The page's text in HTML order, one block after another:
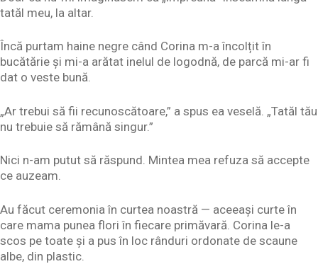
tatăl meu, la altar.
Încă purtam haine negre când Corina m-a încolțit în
bucătărie și mi-a arătat inelul de logodnă, de parcă mi-ar fi
dat o veste bună.
„Ar trebui să fii recunoscătoare,” a spus ea veselă. „Tatăl tău
nu trebuie să rămână singur.”
Nici n-am putut să răspund. Mintea mea refuza să accepte
ce auzeam.
Au făcut ceremonia în curtea noastră — aceeași curte în
care mama punea flori în fiecare primăvară. Corina le-a
scos pe toate și a pus în loc rânduri ordonate de scaune
albe, din plastic.